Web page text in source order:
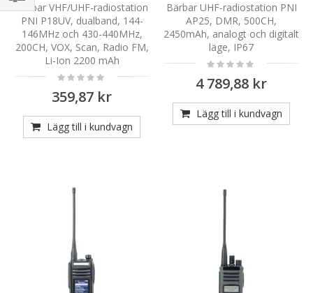
Bärbar VHF/UHF-radiostation
PNI P18UV, dualband, 144-
146MHz och 430-440MHz,
200CH, VOX, Scan, Radio FM,
Li-Ion 2200 mAh
Rating:
359,87 kr
Lägg till i kundvagn
Bärbar UHF-radiostation PNI
AP25, DMR, 500CH,
2450mAh, analogt och digitalt
läge, IP67
Rating:
4 789,88 kr
Lägg till i kundvagn
Handla
enligt